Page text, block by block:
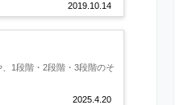
2019.10.14
2025.4.20
1段階・2段階・3段階のそ